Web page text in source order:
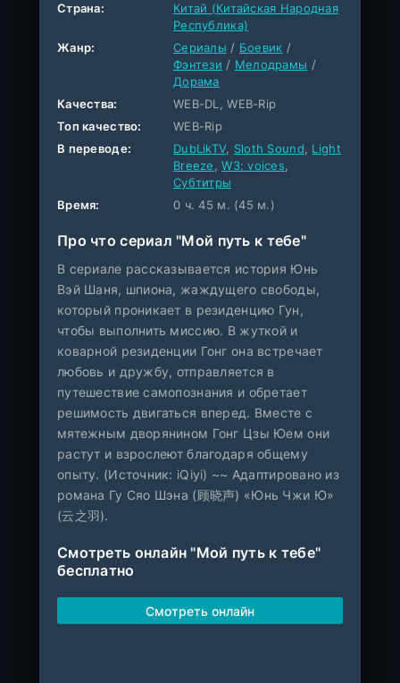
Страна:
Китай (Китайская Народная
Республика)
Жанр:
Сериалы / Боевик /
Фэнтези / Мелодрамы /
Дорама
Качества:
WEB-DL, WEB-Rip
Топ качество:
WEB-Rip
В переводе:
DubLikTV, Sloth Sound, Light
Breeze ,W3: voices,
Субтитры
Время:
0 ч. 45 м. (45 м.)
Про что сериал "Мой путь к тебе"
В сериале рассказывается история Юнь
Вэй Шаня, шпиона, жаждущего свободы,
который проникает в резиденцию Гун,
чтобы выполнить миссию. В жуткой и
коварной резиденции Гонг она встречает
любовь и дружбу, отправляется в
путешествие самопознания и обретает
решимость двигаться вперед. Вместе с
мятежным дворянином Гонг Цзы Юем они
растут и взрослеют благодаря общему
опыту. (Источник: iQiyi) ~~ Адаптировано из
романа Гу Сяо Шэна (顾晓声) «Юнь Чжи Ю»
(云之羽).
Смотреть онлайн "Мой путь к тебе"
бесплатно
Смотреть онлайн